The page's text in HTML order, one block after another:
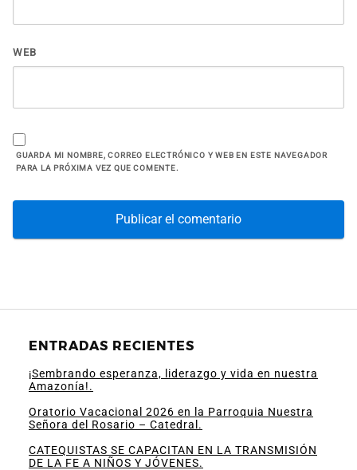
WEB
GUARDA MI NOMBRE, CORREO ELECTRÓNICO Y WEB EN ESTE NAVEGADOR
PARA LA PRÓXIMA VEZ QUE COMENTE.
ENTRADAS RECIENTES
¡Sembrando esperanza, liderazgo y vida en nuestra
Amazonía!.
Oratorio Vacacional 2026 en la Parroquia Nuestra
Señora del Rosario – Catedral.
CATEQUISTAS SE CAPACITAN EN LA TRANSMISIÓN
DE LA FE A NIÑOS Y JÓVENES.